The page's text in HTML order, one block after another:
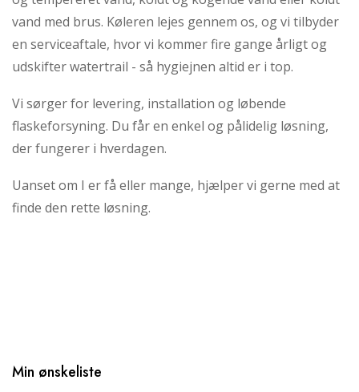
vand med brus. Køleren lejes gennem os, og vi tilbyder
en serviceaftale, hvor vi kommer fire gange årligt og
udskifter watertrail - så hygiejnen altid er i top.
Vi sørger for levering, installation og løbende
flaskeforsyning. Du får en enkel og pålidelig løsning,
der fungerer i hverdagen.
Uanset om I er få eller mange, hjælper vi gerne med at
finde den rette løsning.
Min ønskeliste